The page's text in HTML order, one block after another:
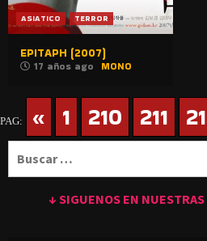
ASIATICO TERROR
EPITAPH (2007)
17 años ago MONO
PAG: « 1 210 211
↓ SIGUENOS EN